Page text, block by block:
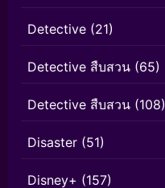
Detective (21)
Detective สืบสวน (65)
Detective สืบสวน (108)
Disaster (51)
Disney+ (157)